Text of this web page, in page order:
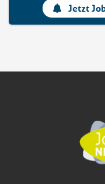
Jetzt